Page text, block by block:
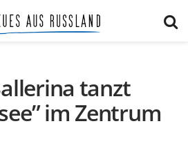
tanzt
im Zentrum